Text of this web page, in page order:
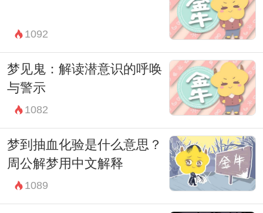
1092
梦见鬼：解读潜意识的呼唤
与警示
1082
梦到抽血化验是什么意思？
周公解梦用中文解释
1089